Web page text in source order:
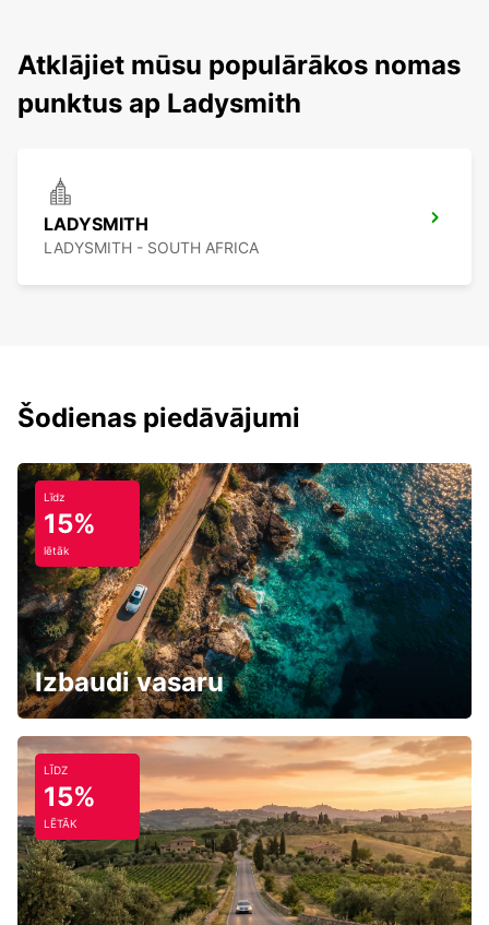
Atklājiet mūsu populārākos nomas
punktus ap Ladysmith
LADYSMITH
LADYSMITH - SOUTH AFRICA
Šodienas piedāvājumi
Līdz
15%
lētāk
Izbaudi vasaru
LĪDZ
15%
LĒTĀK